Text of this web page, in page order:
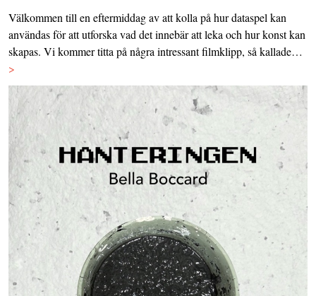
Välkommen till en eftermiddag av att kolla på hur dataspel kan
användas för att utforska vad det innebär att leka och hur konst kan
skapas. Vi kommer titta på några intressant filmklipp, så kallade…
>